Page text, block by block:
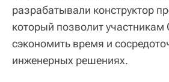
разрабатывали конструктор
который позволит участникам
сэкономить время и
инженерных решениях.